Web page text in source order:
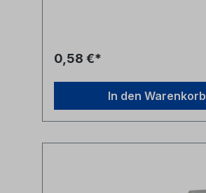
0,58 €*
In den Warenkorb